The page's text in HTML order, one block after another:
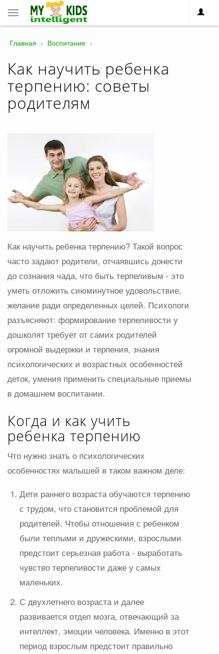
Toggle
navigation
Главная › Воспитание ›
Как научить ребенка
терпению: советы
родителям
Как научить ребенка терпению? Такой вопрос
часто задают родители, отчаявшись донести
до сознания чада, что быть терпеливым - это
уметь отложить сиюминутное удовольствие,
желание ради определенных целей. Психологи
разъясняют: формирование терпеливости у
дошколят требует от самих родителей
огромной выдержки и терпения, знания
психологических и возрастных особенностей
деток, умения применить специальные приемы
в домашнем воспитании.
Когда и как учить
ребенка терпению
Что нужно знать о психологических
особенностях малышей в таком важном деле:
Дети раннего возраста обучаются терпению
с трудом, что становится проблемой для
родителей. Чтобы отношения с ребенком
были теплыми и дружескими, взрослыми
предстоит серьезная работа - выработать
чувство терпеливости даже у самых
маленьких.
С двухлетнего возраста и далее
развивается отдел мозга, отвечающий за
интеллект, эмоции человека. Именно в этот
период взрослым предстоит правильно